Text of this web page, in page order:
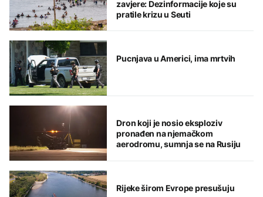
zavjere: Dezinformacije koje su
pratile krizu u Seuti
Pucnjava u Americi, ima mrtvih
Dron koji je nosio eksploziv
pronađen na njemačkom
aerodromu, sumnja se na Rusiju
Rijeke širom Evrope presušuju